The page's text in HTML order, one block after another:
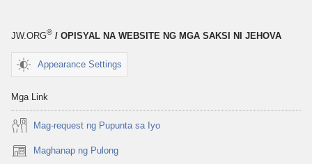
Masayang
Pag-
Masayang
Pag-
JW.ORG® / OPISYAL NA WEBSITE NG MGA SAKSI NI JEHOVA
Appearance Settings
Mga Link
Mag-request ng Pupunta sa Iyo
Maghanap ng Pulong
(may